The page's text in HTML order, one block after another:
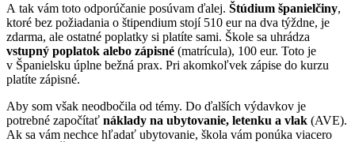
A tak vám toto odporúčanie posúvam ďalej. Štúdium španielčiny,
ktoré bez požiadania o štipendium stojí 510 eur na dva týždne, je
zdarma, ale ostatné poplatky si platíte sami. Škole sa uhrádza
vstupný poplatok alebo zápisné (matrícula), 100 eur. Toto je
v Španielsku úplne bežná prax. Pri akomkoľvek zápise do kurzu
platíte zápisné.
Aby som však neodbočila od témy. Do ďalších výdavkov je
potrebné započítať náklady na ubytovanie, letenku a vlak (AVE).
Ak sa vám nechce hľadať ubytovanie, škola vám ponúka viacero